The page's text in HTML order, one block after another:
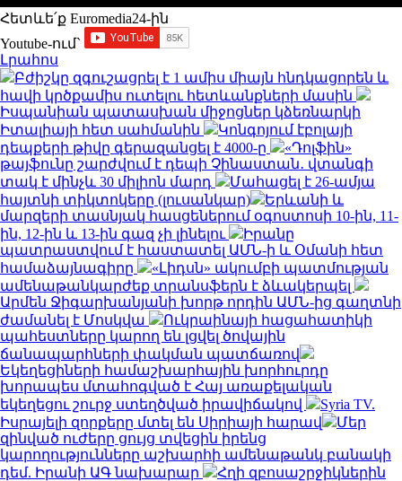
Հետևե՛ք Euromedia24-ին
Youtube-ում`
Լրահոս
Բժիշկը զգուշացրել է 1 ամիս միայն հնդկացորեն և
հավի կրծքամիս ուտելու հետևանքների մասին
Իսպանիան պատասխան միջոցներ կձեռնարկի
Իտալիայի հետ սահմանին
Կոնգոյում էբոլայի
դեպքերի թիվը գերազանցել է 4000-ը
«Դոլֆին»
թայֆունը շարժվում է դեպի Չինաստան․ վտանգի
տակ է մինչև 30 միլիոն մարդ
Մահացել է 26-ամյա
հայտնի տիկտոկերը (լուսանկար)
Երևանի և
մարզերի տասնյակ հասցեներում օգոստոսի 10-ին, 11-
ին, 12-ին և 13-ին գազ չի լինելու
Իրանը
պատրաստվում է հաստատել ԱՄՆ-ի և Օմանի հետ
համաձայնագիրը
«Լիդսն» ակումբի պատմության
ամենաթանկարժեք տրանսֆերն է ձևակերպել
Արմեն Ջիգարխանյանի խորթ որդին ԱՄՆ-ից գաղտնի
ժամանել է Մոսկվա
Ուկրաինայի հացահատիկի
պահեստները կարող են լցվել ծովային
ճանապարհների փակման պատճառով
Եկեղեցիների համաշխարհային խորհուրդը
խորապես մտահոգված է Հայ առաքելական
եկեղեցու շուրջ ստեղծված իրավիճակով
Syria TV.
Իսրայելի զորքերը մտել են Սիրիայի հարավ
Մեր
զինված ուժերը ցույց տվեցին իրենց
կարողությունները աշխարհի ամենաթանկ բանակի
դեմ. Իրանի ԱԳ նախարար
Հղի զբոսաշրջիկներին